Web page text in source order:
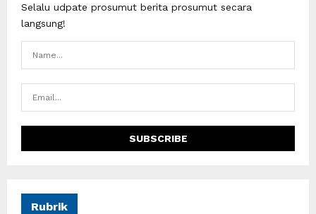
Selalu udpate prosumut berita prosumut secara
langsung!
Rubrik